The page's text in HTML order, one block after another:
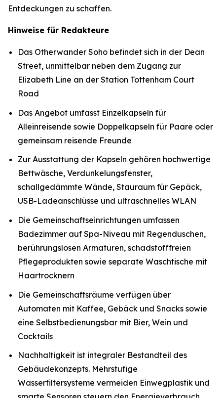
Entdeckungen zu schaffen.
Hinweise für Redakteure
Das Otherwander Soho befindet sich in der Dean
Street, unmittelbar neben dem Zugang zur
Elizabeth Line an der Station Tottenham Court
Road
Das Angebot umfasst Einzelkapseln für
Alleinreisende sowie Doppelkapseln für Paare oder
gemeinsam reisende Freunde
Zur Ausstattung der Kapseln gehören hochwertige
Bettwäsche, Verdunkelungsfenster,
schallgedämmte Wände, Stauraum für Gepäck,
USB-Ladeanschlüsse und ultraschnelles WLAN
Die Gemeinschaftseinrichtungen umfassen
Badezimmer auf Spa-Niveau mit Regenduschen,
berührungslosen Armaturen, schadstofffreien
Pflegeprodukten sowie separate Waschtische mit
Haartrocknern
Die Gemeinschaftsräume verfügen über
Automaten mit Kaffee, Gebäck und Snacks sowie
eine Selbstbedienungsbar mit Bier, Wein und
Cocktails
Nachhaltigkeit ist integraler Bestandteil des
Gebäudekonzepts. Mehrstufige
Wasserfiltersysteme vermeiden Einwegplastik und